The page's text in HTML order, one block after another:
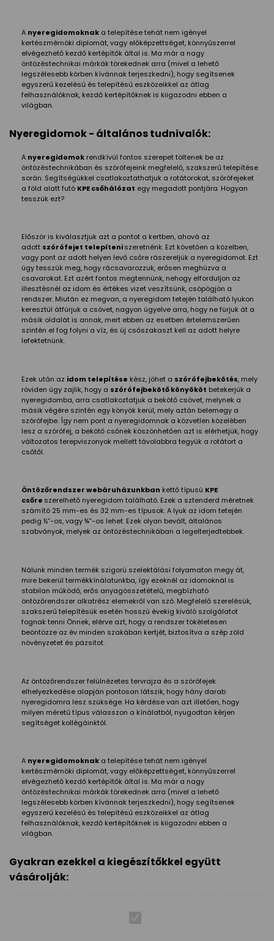
A nyeregidomoknak a telepítése tehát nem igényel
kertészmérnöki diplomát, vagy előképzettséget, könnyűszerrel
elvégezhető kezdő kertépítők által is. Ma már a nagy
öntözéstechnikai márkák törekednek arra (mivel a lehető
legszélesebb körben kívánnak terjeszkedni), hogy segítsenek
egyszerű kezelésű és telepítésű eszközeikkel az átlag
felhasználóknak, kezdő kertépítőknek is kiigazodni ebben a
világban.
Nyeregidomok - általános tudnivalók:
A nyeregidomok rendkívül fontos szerepet töltenek be az
öntözéstechnikában és szórófejeink megfelelő, szakszerű telepítése
során. Segítségükkel csatlakoztathatjuk a rotátorokat, szórófejeket
a föld alatt futó KPE csőhálózat egy megadott pontjára. Hogyan
tesszük ezt?
Először is kiválasztjuk azt a pontot a kertben, ahová az
adott szórófejet telepíteniszeretnénk. Ezt követően a közelben,
vagy pont az adott helyen levő csőre rászereljük a nyeregidomot. Ezt
úgy tesszük meg, hogy rácsavarozzuk, erősen meghúzva a
csavarokat. Ezt azért fontos megtennünk, nehogy elforduljon az
illesztésnél az idom és értékes vizet veszítsünk, csöpögjön a
rendszer. Miután ez megvan, a nyeregidom tetején található lyukon
keresztül átfúrjuk a csövet, nagyon ügyelve arra, hogy ne fúrjuk át a
másik oldalát is annak, mert ebben az esetben értelemszerűen
szintén el fog folyni a víz, és új csőszakaszt kell az adott helyre
lefektetnünk.
Ezek után az idom telepítése kész, jöhet a szórófejbekötés, mely
röviden úgy zajlik, hogy a szórófejbekötő könyököt betekerjük a
nyeregidomba, arra csatlakoztatjuk a bekötő csövet, melynek a
másik végére szintén egy könyök kerül, mely aztán belemegy a
szórófejbe. Így nem pont a nyeregidomnak a közvetlen közelében
lesz a szórófej, a bekötő csőnek köszönhetően azt is elérhetjük, hogy
változatos terepviszonyok mellett távolabbra tegyük a rotátort a
csőtől.
Öntözőrendszer webáruházunkban kettő típusú KPE
csőre szerelhető nyeregidom található. Ezek a sztenderd méretnek
számító 25 mm-es és 32 mm-es típusok. A lyuk az idom tetején
pedig ½”-os, vagy ¾”-os lehet. Ezek olyan bevált, általános
szabványok, melyek az öntözéstechnikában a legelterjedtebbek.
Nálunk minden termék szigorú szelektálási folyamaton megy át,
mire bekerül termékkínálatunkba, így ezeknél az idomoknál is
stabilan működő, erős anyagösszetételű, megbízható
öntözőrendszer alkatrész elemekről van szó. Megfelelő szerelésük,
szakszerű telepítésük esetén hosszú évekig kiváló szolgálatot
fognak tenni Önnek, elérve azt, hogy a rendszer tökéletesen
beöntözze az év minden szakában kertjét, biztosítva a szép zöld
növényzetet és pázsitot.
Az öntözőrendszer felülnézetes tervrajza és a szórófejek
elhelyezkedése alapján pontosan látszik, hogy hány darab
nyeregidomra lesz szüksége. Ha kérdése van azt illetően, hogy
milyen méretű típus válasszon a kínálatból, nyugodtan kérjen
segítséget kollégáinktól.
A nyeregidomoknak a telepítése tehát nem igényel
kertészmérnöki diplomát, vagy előképzettséget, könnyűszerrel
elvégezhető kezdő kertépítők által is. Ma már a nagy
öntözéstechnikai márkák törekednek arra (mivel a lehető
legszélesebb körben kívánnak terjeszkedni), hogy segítsenek
egyszerű kezelésű és telepítésű eszközeikkel az átlag
felhasználóknak, kezdő kertépítőknek is kiigazodni ebben a
világban.
Gyakran ezekkel a kiegészítőkkel együtt
vásárolják: